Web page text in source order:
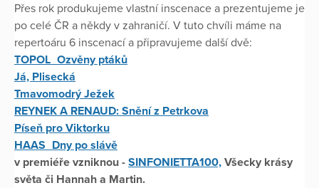
Přes rok produkujeme vlastní inscenace a prezentujeme je
po celé ČR a někdy v zahraničí. V tuto chvíli máme na
repertoáru 6 inscenací a připravujeme další dvě:
TOPOL_Ozvěny ptáků
Já, Plisecká
Tmavomodrý Ježek
REYNEK A RENAUD: Snění z Petrkova
Píseň pro Viktorku
HAAS_Dny po slávě
v premiéře vzniknou - SINFONIETTA100, Všecky krásy
světa či Hannah a Martin.